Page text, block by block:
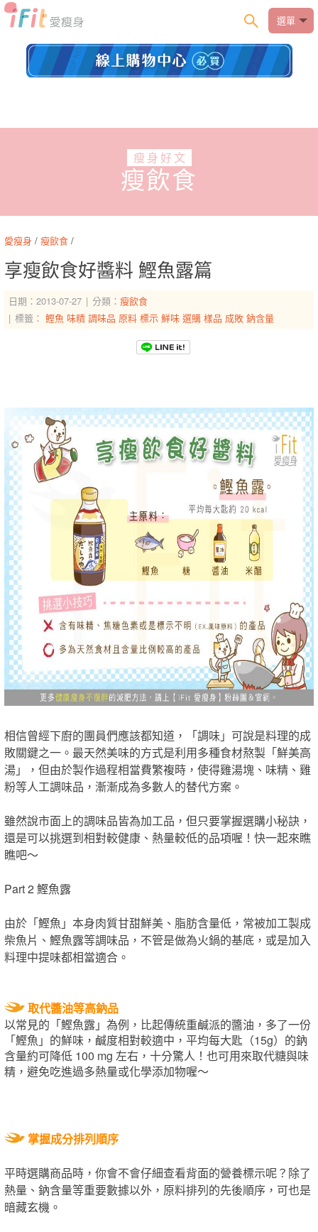
選單
瘦身好文
瘦飲食
愛瘦身 / 瘦飲食 /
享瘦飲食好醬料 鰹魚露篇
日期：2013-07-27 分類： 瘦飲食
標籤： 鰹魚 味精 調味品 原料 標示 鮮味 選購 樣品 成敗 鈉含量
相信曾經下廚的團員們應該都知道，「調味」可說是料理的成
敗關鍵之一。最天然美味的方式是利用多種食材熬製「鮮美高
湯」，但由於製作過程相當費繁複時，使得雞湯塊、味精、雞
粉等人工調味品，漸漸成為多數人的替代方案。
雖然說市面上的調味品皆為加工品，但只要掌握選購小秘訣，
還是可以挑選到相對較健康、熱量較低的品項喔！快一起來瞧
瞧吧～
Part 2 鰹魚露
由於「鰹魚」本身肉質甘甜鮮美、脂肪含量低，常被加工製成
柴魚片、鰹魚露等調味品，不管是做為火鍋的基底，或是加入
料理中提味都相當適合。
取代醬油等高鈉品
以常見的「鰹魚露」為例，比起傳統重鹹派的醬油，多了一份
「鰹魚」的鮮味，鹹度相對較適中，平均每大匙（15g）的鈉
含量約可降低 100 mg 左右，十分驚人！也可用來取代糖與味
精，避免吃進過多熱量或化學添加物喔～
掌握成分排列順序
平時選購商品時，你會不會仔細查看背面的營養標示呢？除了
熱量、鈉含量等重要數據以外，原料排列的先後順序，可也是
暗藏玄機。